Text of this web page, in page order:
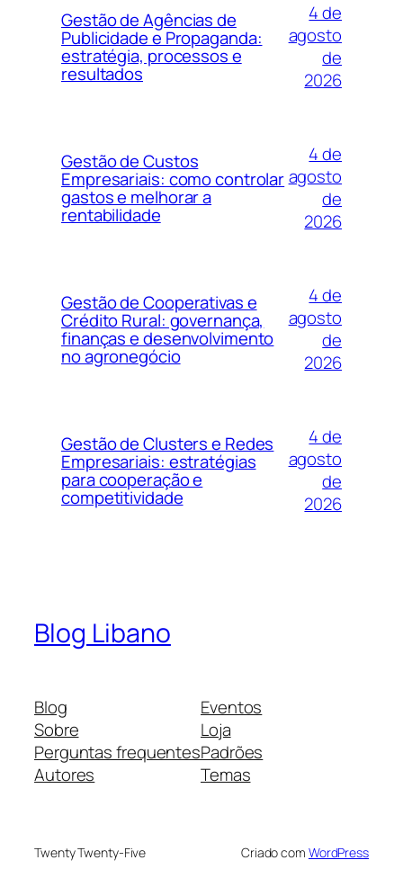
Gestão de Agências de
Publicidade e Propaganda:
estratégia, processos e
resultados
4 de
agosto
de
2026
Gestão de Custos
Empresariais: como controlar
gastos e melhorar a
rentabilidade
4 de
agosto
de
2026
Gestão de Cooperativas e
Crédito Rural: governança,
finanças e desenvolvimento
no agronegócio
4 de
agosto
de
2026
Gestão de Clusters e Redes
Empresariais: estratégias
para cooperação e
competitividade
4 de
agosto
de
2026
Blog Libano
Blog
Sobre
Perguntas frequentes
Autores
Eventos
Loja
Padrões
Temas
Twenty Twenty-Five Criado com WordPress